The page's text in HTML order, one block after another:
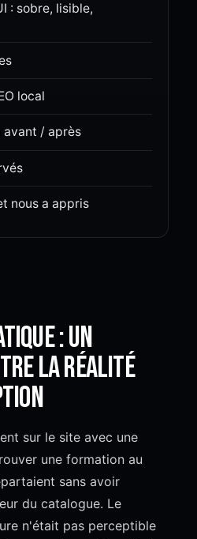
: sobre, lisible,
local
avant / après
nous a appris
: un
la réalité
sur le site avec une
une formation au
sans avoir
du catalogue. Le
n'était pas perceptible